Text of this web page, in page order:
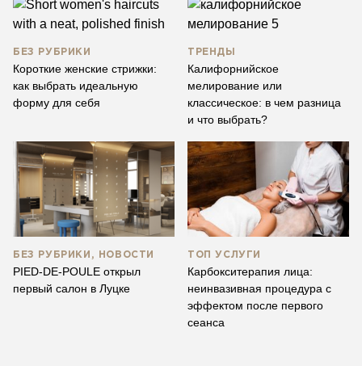
БЕЗ РУБРИКИ
Короткие женские стрижки:
как выбрать идеальную
форму для себя
ТРЕНДЫ
Калифорнийское
мелирование или
классическое: в чем разница
и что выбрать?
БЕЗ РУБРИКИ, НОВОСТИ
PIED-DE-POULE открыл
первый салон в Луцке
ТОП УСЛУГИ
Карбокситерапия лица:
неинвазивная процедура с
эффектом после первого
сеанса